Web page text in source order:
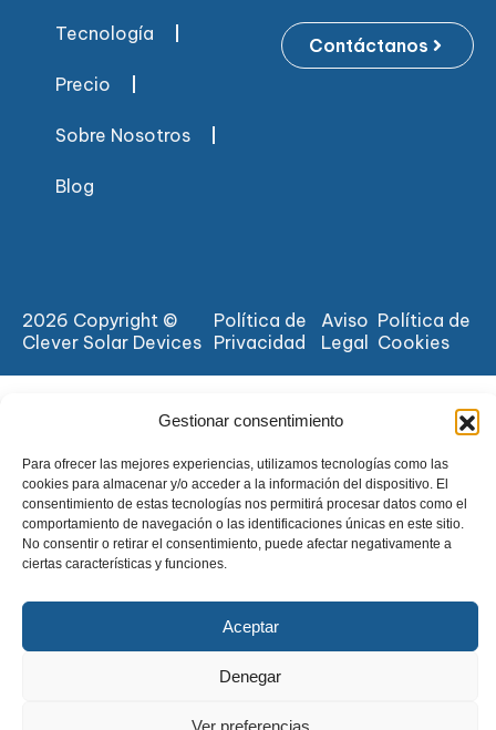
Gestionar consentimiento
Para ofrecer las mejores experiencias, utilizamos tecnologías como las
cookies para almacenar y/o acceder a la información del dispositivo. El
consentimiento de estas tecnologías nos permitirá procesar datos como el
comportamiento de navegación o las identificaciones únicas en este sitio.
No consentir o retirar el consentimiento, puede afectar negativamente a
ciertas características y funciones.
Aceptar
Denegar
Ver preferencias
Tecnología
Precio
Sobre Nosotros
Blog
Contáctanos
2026 Copyright ©
Clever Solar Devices
Política de
Privacidad
Aviso
Legal
Política de
Cookies